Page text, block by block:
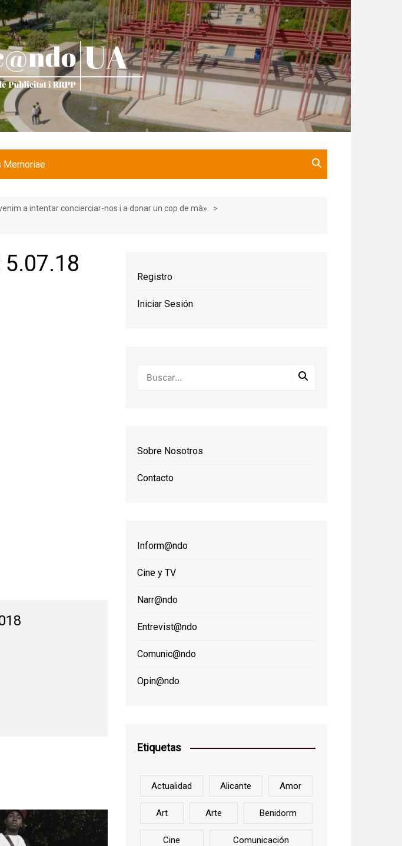
Memoriae
a intentar concierciar-nos i a donar un cop de mà»
Registro
Iniciar Sesión
Sobre Nosotros
Contacto
Inform@ndo
Cine y TV
Narr@ndo
Entrevist@ndo
Comunic@ndo
Opin@ndo
Etiquetas
Actualidad Alicante Amor
Art Arte Benidorm
Cine Comunicación